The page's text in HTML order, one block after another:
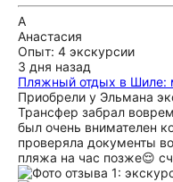
А
Анастасия
Опыт: 4 экскурсии
3 дня назад
Пляжный отдых в Шиле:
Приобрели у Эльмана
Трансфер забрал
был очень внимателен
проверяла документы
пляжа на час позже😌